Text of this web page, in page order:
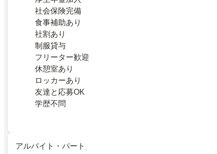
社会保険完備
食事補助あり
社割あり
制服貸与
フリーター歓迎
休憩室あり
ロッカーあり
友達と応募OK
学歴不問
アルバイト・パート